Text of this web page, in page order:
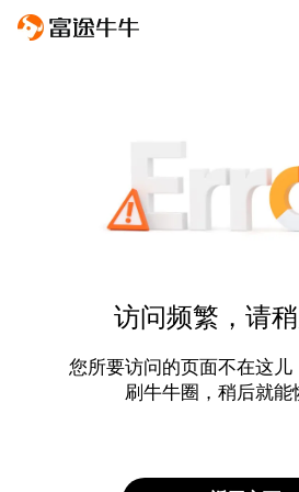
访问频繁，请
您所要访问的页面不在这儿
刷牛牛圈，稍后就能